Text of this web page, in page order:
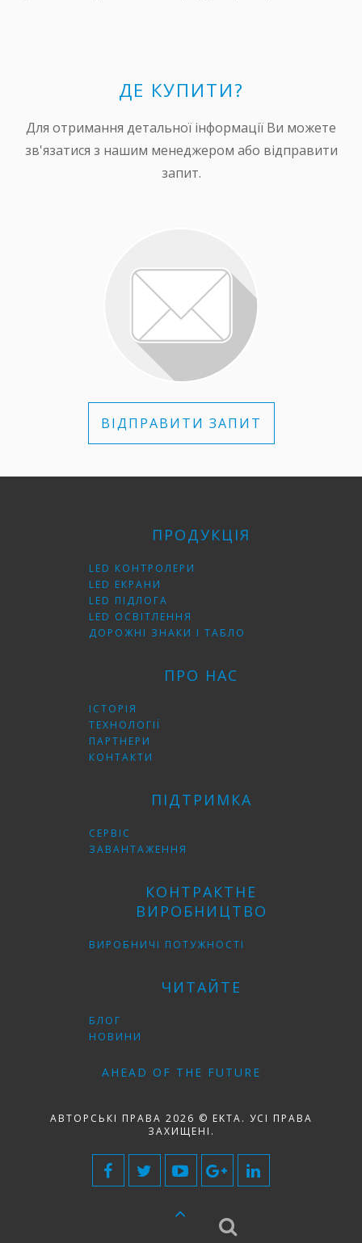
ДЕ КУПИТИ?
Для отримання детальної інформації Ви можете
зв'язатися з нашим менеджером або відправити
запит.
ВІДПРАВИТИ ЗАПИТ
ПРОДУКЦІЯ
LED КОНТРОЛЕРИ
LED ЕКРАНИ
LED ПІДЛОГА
LED ОСВІТЛЕННЯ
ДОРОЖНІ ЗНАКИ І ТАБЛО
ПРО НАС
ІСТОРІЯ
ТЕХНОЛОГІЇ
ПАРТНЕРИ
КОНТАКТИ
ПІДТРИМКА
СЕРВІС
ЗАВАНТАЖЕННЯ
КОНТРАКТНЕ
ВИРОБНИЦТВО
ВИРОБНИЧІ ПОТУЖНОСТІ
ЧИТАЙТЕ
БЛОГ
НОВИНИ
AHEAD OF THE FUTURE
АВТОРСЬКІ ПРАВА 2026 © EKTA. УСІ ПРАВА
ЗАХИЩЕНІ.